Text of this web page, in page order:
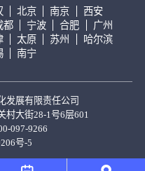
北京 南京
西安
都 宁波 合肥
广州
太原 苏州
哈尔滨
南宁
发展有限责任公司
村大街28-1号6层601
097-9266
号-5